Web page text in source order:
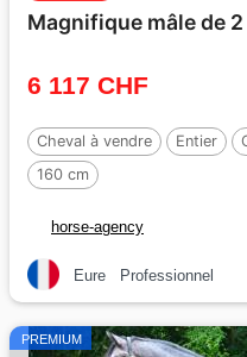
Magnifique mâle de
6 117 CHF
Cheval à vendre Entier
160 cm
horse-agency
Eure Professionnel
PREMIUM